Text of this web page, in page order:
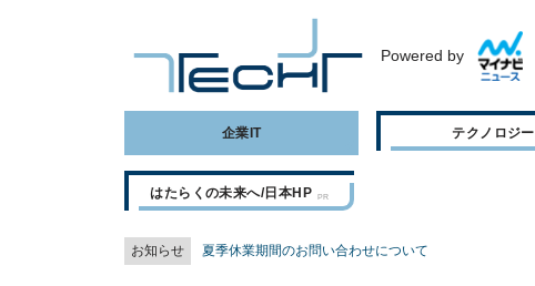
Powered by
企業IT テクノロジー
はたらくの未来へ/日本HP
お知らせ 夏季休業期間のお問い合わせについて